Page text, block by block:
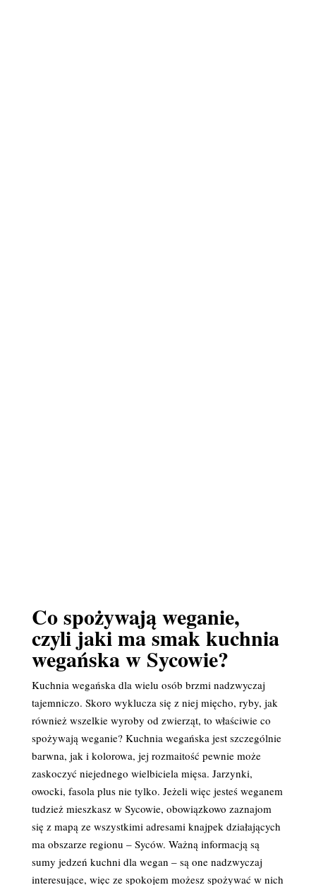
Co spożywają weganie,
czyli jaki ma smak kuchnia
wegańska w Sycowie?
Kuchnia wegańska dla wielu osób brzmi nadzwyczaj
tajemniczo. Skoro wyklucza się z niej mięcho, ryby, jak
również wszelkie wyroby od zwierząt, to właściwie co
spożywają weganie? Kuchnia wegańska jest szczególnie
barwna, jak i kolorowa, jej rozmaitość pewnie może
zaskoczyć niejednego wielbiciela mięsa. Jarzynki,
owocki, fasola plus nie tylko. Jeżeli więc jesteś weganem
tudzież mieszkasz w Sycowie, obowiązkowo zaznajom
się z mapą ze wszystkimi adresami knajpek działających
ma obszarze regionu – Syców. Ważną informacją są
sumy jedzeń kuchni dla wegan – są one nadzwyczaj
interesujące, więc ze spokojem możesz spożywać w nich